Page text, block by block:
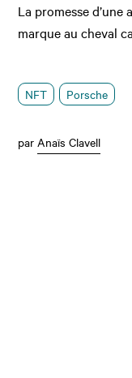
La promesse
marque au cheval
NFT Porsche
parAnaïs Clavell